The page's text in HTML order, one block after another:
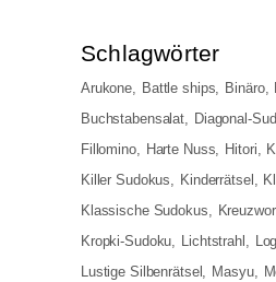
Schlag­wör­ter
Arukone Battle ships Binäro
Buchstabensalat
Diagonal-
Fillomino
Harte Nuss Hitori
Killer Sudokus
Kinderrätsel
Klassische Sudokus
Kropki-Sudoku
Lichtstrahl
Lustige Silbenrätsel
Masyu